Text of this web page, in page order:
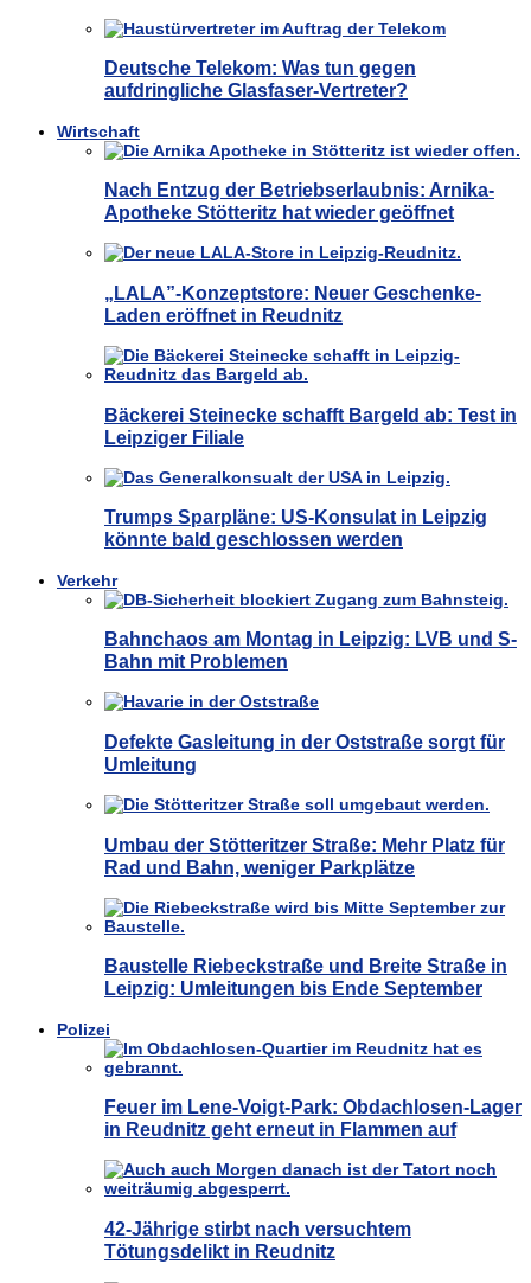
Deutsche Telekom: Was tun gegen
aufdringliche Glasfaser-Vertreter?
Wirtschaft
Nach Entzug der Betriebserlaubnis: Arnika-
Apotheke Stötteritz hat wieder geöffnet
„LALA”-Konzeptstore: Neuer Geschenke-
Laden eröffnet in Reudnitz
Bäckerei Steinecke schafft Bargeld ab: Test in
Leipziger Filiale
Trumps Sparpläne: US-Konsulat in Leipzig
könnte bald geschlossen werden
Verkehr
Bahnchaos am Montag in Leipzig: LVB und S-
Bahn mit Problemen
Defekte Gasleitung in der Oststraße sorgt für
Umleitung
Umbau der Stötteritzer Straße: Mehr Platz für
Rad und Bahn, weniger Parkplätze
Baustelle Riebeckstraße und Breite Straße in
Leipzig: Umleitungen bis Ende September
Polizei
Feuer im Lene-Voigt-Park: Obdachlosen-Lager
in Reudnitz geht erneut in Flammen auf
42-Jährige stirbt nach versuchtem
Tötungsdelikt in Reudnitz